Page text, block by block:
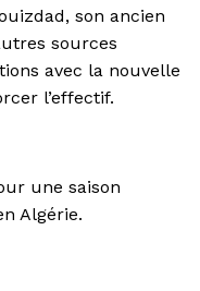
son ancien
sources
avec la nouvelle
l’effectif.
une saison
Algérie.